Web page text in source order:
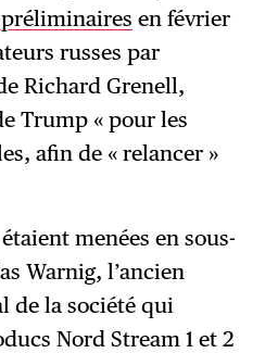
en février
russes par
Richard Grenell,
Trump « pour les
afin de « relancer »
menées en sous-
Warnig, l’ancien
de la société qui
Nord Stream 1 et 2